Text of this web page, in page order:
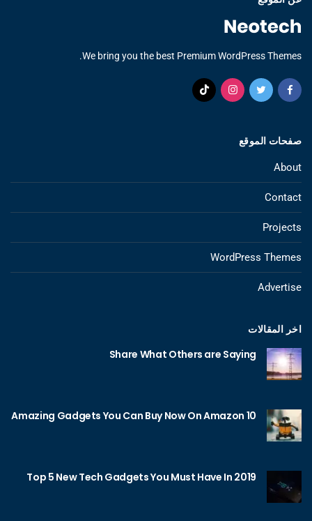
We bring you the best Premium WordPress Themes.
صفحات الموقع
About
Contact
Projects
WordPress Themes
Advertise
اخر المقالات
Share What Others are Saying
10 Amazing Gadgets You Can Buy Now On Amazon
Top 5 New Tech Gadgets You Must Have In 2019